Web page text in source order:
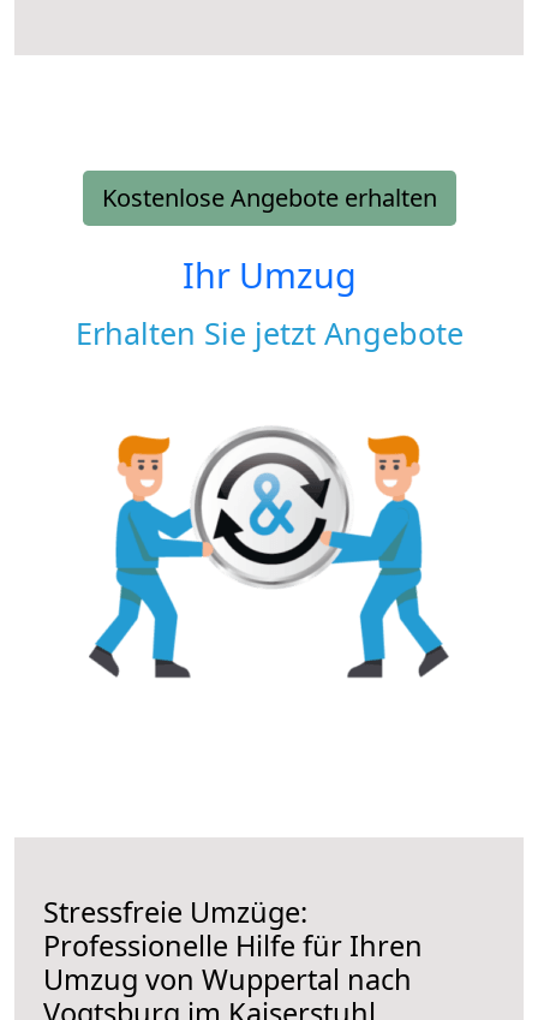
Kostenlose Angebote erhalten
Ihr Umzug
Erhalten Sie jetzt Angebote
Stressfreie Umzüge:
Professionelle Hilfe für Ihren
Umzug von Wuppertal nach